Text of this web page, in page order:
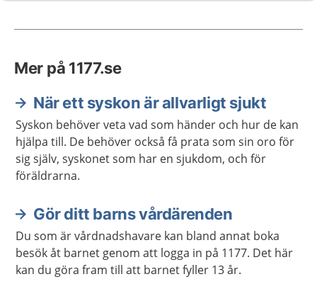
Mer på 1177.se
När ett syskon är allvarligt sjukt
Syskon behöver veta vad som händer och hur de kan
hjälpa till. De behöver också få prata som sin oro för
sig själv, syskonet som har en sjukdom, och för
föräldrarna.
Gör ditt barns vårdärenden
Du som är vårdnadshavare kan bland annat boka
besök åt barnet genom att logga in på 1177. Det här
kan du göra fram till att barnet fyller 13 år.